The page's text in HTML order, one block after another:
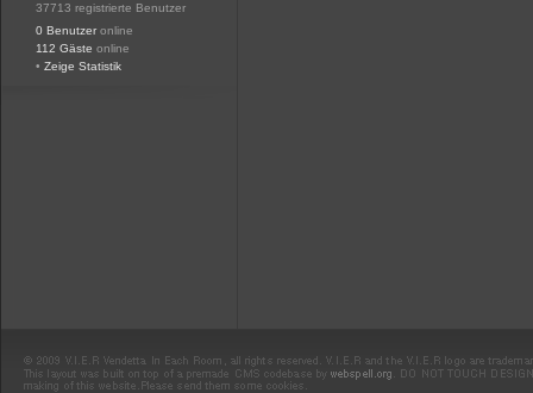
37713 registrierte Benutzer
0 Benutzer online
112 Gäste online
• Zeige Statistik